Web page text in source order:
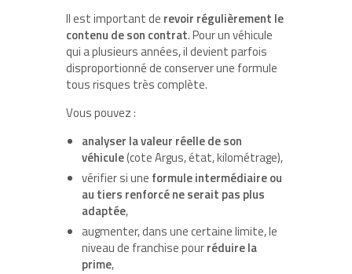
Il est important de revoir régulièrement le
contenu de son contrat. Pour un véhicule
qui a plusieurs années, il devient parfois
disproportionné de conserver une formule
tous risques très complète.
Vous pouvez :
analyser la valeur réelle de son
véhicule(cote Argus, état, kilométrage),
vérifier si une formule intermédiaire ou
au tiers renforcé ne serait pas plus
adaptée,
augmenter, dans une certaine limite, le
niveau de franchise pourréduire la
prime,